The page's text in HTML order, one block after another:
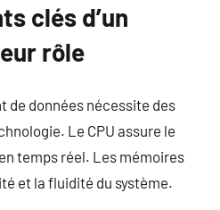
clés d’un
rôle
de données nécessite des
Le CPU assure le
temps réel. Les mémoires
et la fluidité du système.